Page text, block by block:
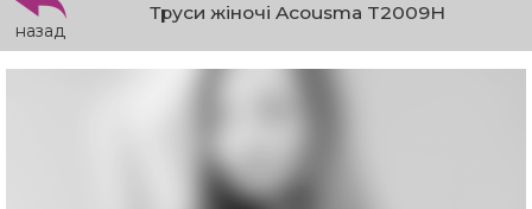
назад
Труси жіночі Acousma T2009H